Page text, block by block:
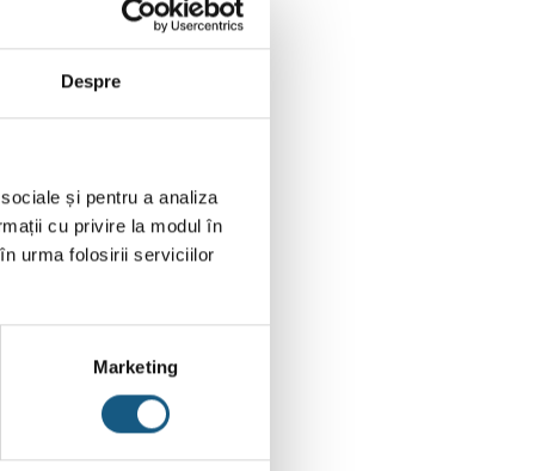
Despre
și pentru a analiza
cu privire la modul în
urma folosirii serviciilor
Marketing